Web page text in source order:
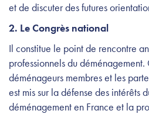
et de discuter des futures
2. Le Congrès national
Il constitue le point de rencontre
professionnels du
déménageurs membres et les
est mis sur la défense des intérêts
déménagement en France et la